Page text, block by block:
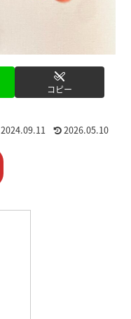
コピー
2024.09.11 2026.05.10